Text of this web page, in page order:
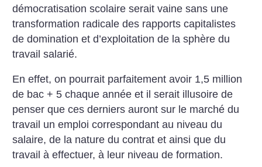
démocratisation scolaire serait vaine sans une
transformation radicale des rapports capitalistes
de domination et d’exploitation de la sphère du
travail salarié.
En effet, on pourrait parfaitement avoir 1,5 million
de bac + 5 chaque année et il serait illusoire de
penser que ces derniers auront sur le marché du
travail un emploi correspondant au niveau du
salaire, de la nature du contrat et ainsi que du
travail à effectuer, à leur niveau de formation.